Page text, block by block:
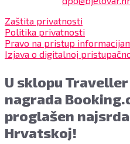
Zaštita privatnosti
Politika privatnosti
Pravo na pristup
Izjava o digitalnoj
U sklopu
nagrada
proglašen
Hrvatskoj!